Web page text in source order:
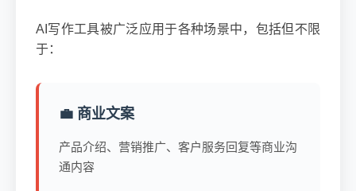
AI写作工具被广泛应用于各种场景中，包括但不限
于：
💼 商业文案
产品介绍、营销推广、客户服务回复等商业沟
通内容